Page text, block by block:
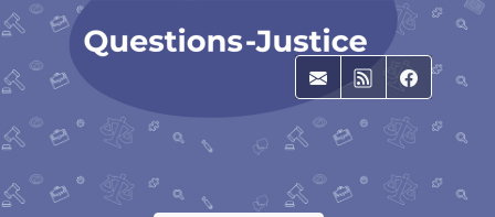
E-mailRSS